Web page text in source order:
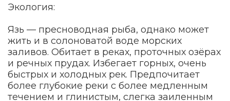
Экология:
Язь — пресноводная рыба, однако может
жить и в солоноватой воде морских
заливов. Обитает в реках, проточных озёрах
и речных прудах. Избегает горных, очень
быстрых и холодных рек. Предпочитает
более глубокие реки с более медленным
течением и глинистым, слегка заиленным